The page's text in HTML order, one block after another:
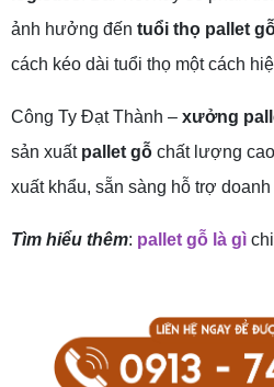
ảnh hưởng đến tuổi thọ pallet
cách kéo dài tuổi thọ một cách
Công Ty Đạt Thành – xưởng
sản xuất pallet gỗ chất lượng
xuất khẩu, sẵn sàng hỗ trợ
Tìm hiểu thêm: pallet gỗ là gì